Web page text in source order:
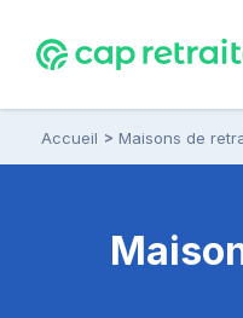
Accueil Maisons de